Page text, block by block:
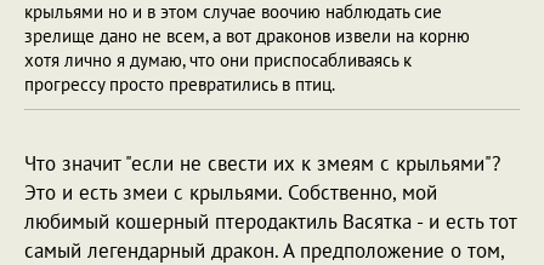
крыльями но и в этом случае воочию наблюдать сие
зрелище дано не всем, а вот драконов извели на корню
хотя лично я думаю, что они приспосабливаясь к
прогрессу просто превратились в птиц.
Что значит "если не свести их к змеям с крыльями"?
Это и есть змеи с крыльями. Собственно, мой
любимый кошерный птеродактиль Васятка - и есть тот
самый легендарный дракон. А предположение о том,